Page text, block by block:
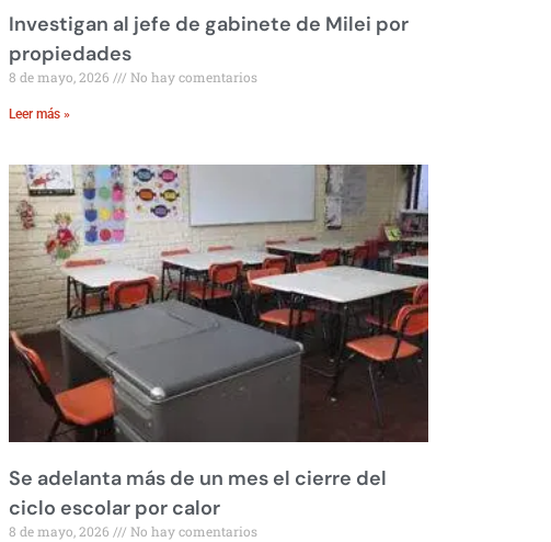
Investigan al jefe de gabinete de Milei por
propiedades
8 de mayo, 2026 No hay comentarios
Leer más »
Se adelanta más de un mes el cierre del
ciclo escolar por calor
8 de mayo, 2026 No hay comentarios